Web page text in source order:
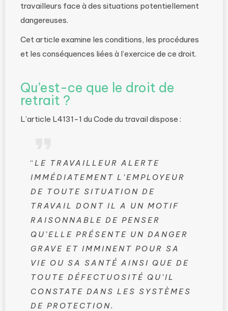
travailleurs face à des situations potentiellement
dangereuses.
Cet article examine les conditions, les procédures
et les conséquences liées à l’exercice de ce droit.
Qu’est-ce que le droit de
retrait ?
L’article L4131-1 du Code du travail dispose :
“ LE TRAVAILLEUR ALERTE
IMMÉDIATEMENT L’EMPLOYEUR
DE TOUTE SITUATION DE
TRAVAIL DONT IL A UN MOTIF
RAISONNABLE DE PENSER
QU’ELLE PRÉSENTE UN DANGER
GRAVE ET IMMINENT POUR SA
VIE OU SA SANTÉ AINSI QUE DE
TOUTE DÉFECTUOSITÉ QU’IL
CONSTATE DANS LES SYSTÈMES
DE PROTECTION.